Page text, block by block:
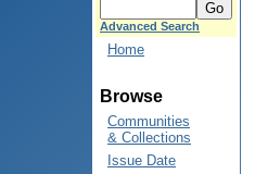
Advanced Search
Home
Browse
Communities
& Collections
Issue Date